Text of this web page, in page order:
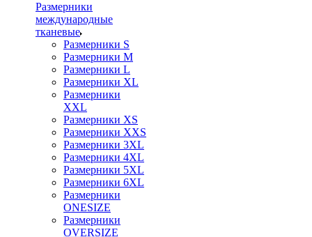
Размерники
международные
тканевые
Размерники S
Размерники M
Размерники L
Размерники XL
Размерники
XXL
Размерники XS
Размерники XXS
Размерники 3XL
Размерники 4XL
Размерники 5XL
Размерники 6XL
Размерники
ONESIZE
Размерники
OVERSIZE